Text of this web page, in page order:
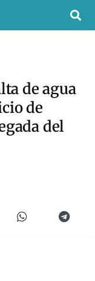
de agua
de
del